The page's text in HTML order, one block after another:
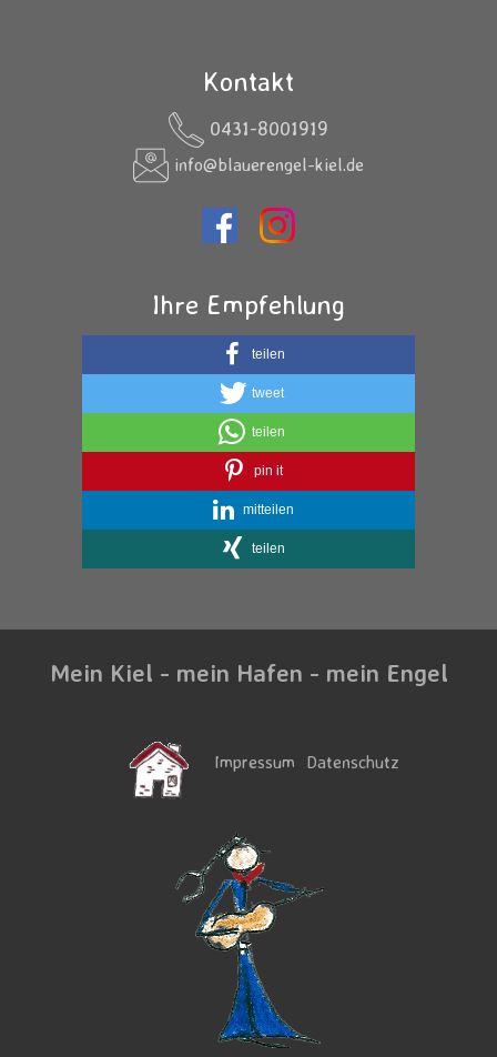
Kontakt
0431-8001919
info@blauerengel-kiel.de
Ihre Empfehlung
teilen
tweet
teilen
pin it
mitteilen
teilen
Mein Kiel - mein Hafen - mein Engel
Impressum Datenschutz